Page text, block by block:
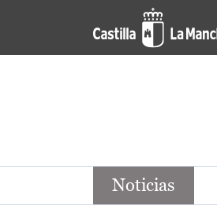
Pasar al contenido principal
Noticias de la
Noticias